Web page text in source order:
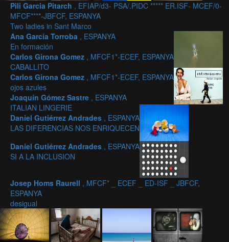
Pili Garcia Pitarch , EFIAP/d3- PSA/.PIDC ***** ER.ISF- MCEF/0-
MFCF****-JBFCF, ESPANYA
Two ladies in Sant Marco
Ana García Torroba , ESPANYA
En formación
Carlos Girona Gomez , MFCF1*-ECEF, ESPANYA
CABALLITO
Carlos Girona Gomez , MFCF1*-ECEF, ESPANYA
ojos azules
Joaquín Gómez Sastre , ESPANYA
ITALIAN LINGERIE
Daniel Gutiérrez Andrades , ESPANYA
LAS DIFERENCIAS NOS ENRIQUECEN
Daniel Gutiérrez Andrades , ESPANYA
SI A LA INCLUSION
Josep Homs Raurell , MFCF* _ ECEF _ ED-ISF _ JBFCF,
ESPANYA
desigual